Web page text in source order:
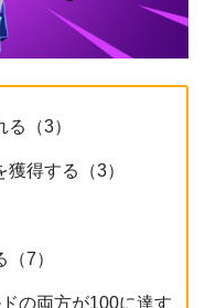
（3）
得する（3）
7）
の両方が100に達す